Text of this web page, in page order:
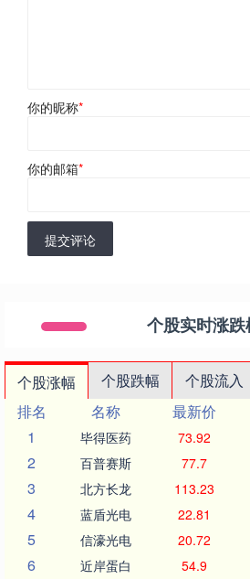
你的昵称*
你的邮箱*
提交评论
个股实时涨跌
个股涨幅 个股跌幅 个股流入
排名
名称 最新价
1
毕得医药 73.92
2 百普赛斯 77.7
3 北方长龙 113.23
4 蓝盾光电 22.81
5 信濠光电 20.72
6 近岸蛋白 54.9